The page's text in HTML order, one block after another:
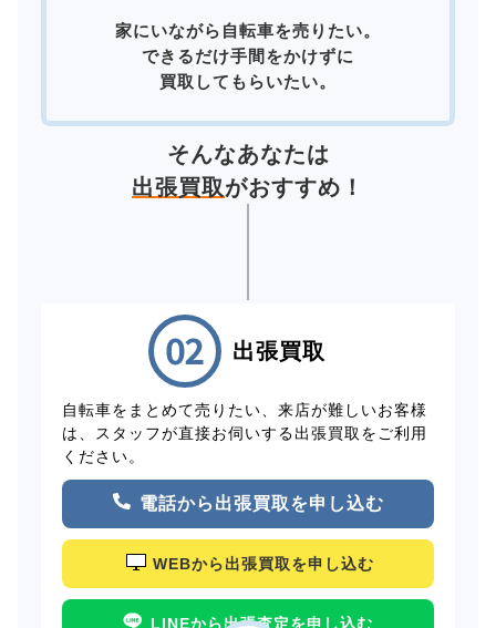
家にいながら自転車を売りたい。
できるだけ手間をかけずに
買取してもらいたい。
そんなあなたは
出張買取がおすすめ！
出張買取
自転車をまとめて売りたい、来店が難しいお客様
は、スタッフが直接お伺いする出張買取をご利用
ください。
電話から出張買取を申し込む
WEBから出張買取を申し込む
LINEから出張査定を申し込む